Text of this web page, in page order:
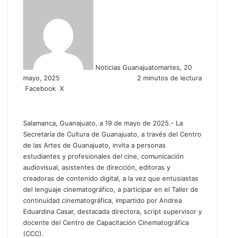
Noticias Guanajuatomartes, 20
mayo, 2025
2 minutos de lectura
Facebook X
s
p
p
a
i
p
o
r
c
o
Salamanca, Guanajuato, a 19 de mayo de 2025.- La
Secretaría de Cultura de Guanajuato, a través del Centro
de las Artes de Guanajuato, invita a personas
estudiantes y profesionales del cine, comunicación
audiovisual, asistentes de dirección, editoras y
creadoras de contenido digital, a la vez que entusiastas
del lenguaje cinematográfico, a participar en el Taller de
continuidad cinematográfica, impartido por Andrea
Eduardina Casar, destacada directora, script supervisor y
docente del Centro de Capacitación Cinematográfica
(CCC).